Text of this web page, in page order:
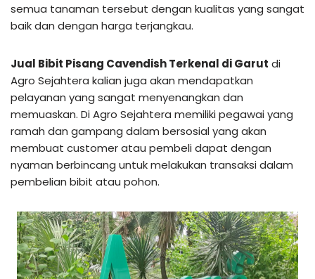
semua tanaman tersebut dengan kualitas yang sangat
baik dan dengan harga terjangkau.
Jual Bibit Pisang Cavendish Terkenal di Garut di
Agro Sejahtera kalian juga akan mendapatkan
pelayanan yang sangat menyenangkan dan
memuaskan. Di Agro Sejahtera memiliki pegawai yang
ramah dan gampang dalam bersosial yang akan
membuat customer atau pembeli dapat dengan
nyaman berbincang untuk melakukan transaksi dalam
pembelian bibit atau pohon.